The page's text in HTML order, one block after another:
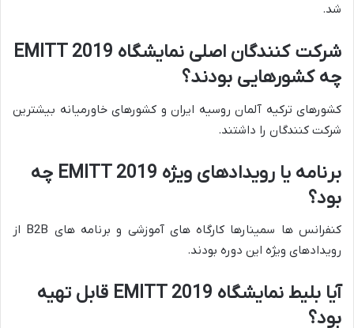
شد.
شرکت کنندگان اصلی نمایشگاه EMITT 2019
چه کشورهایی بودند؟
کشورهای ترکیه آلمان روسیه ایران و کشورهای خاورمیانه بیشترین
شرکت کنندگان را داشتند.
برنامه یا رویدادهای ویژه EMITT 2019 چه
بود؟
کنفرانس ها سمینارها کارگاه های آموزشی و برنامه های B2B از
رویدادهای ویژه این دوره بودند.
آیا بلیط نمایشگاه EMITT 2019 قابل تهیه
بود؟